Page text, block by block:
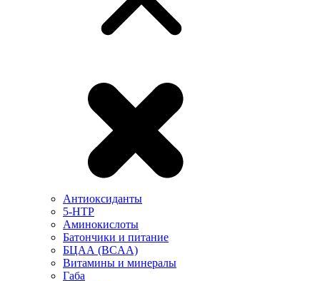
Антиоксиданты
5-HTP
Аминокислоты
Батончики и питание
БЦАА (BCAA)
Витамины и минералы
Габа